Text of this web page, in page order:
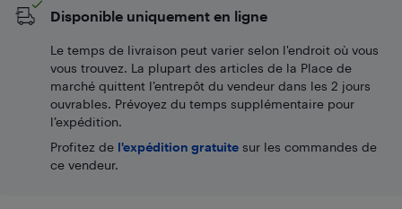
Disponible uniquement en ligne
Le temps de livraison peut varier selon l'endroit où vous
vous trouvez. La plupart des articles de la Place de
marché quittent l’entrepôt du vendeur dans les 2 jours
ouvrables. Prévoyez du temps supplémentaire pour
l’expédition.
Profitez de l'expédition gratuite sur les commandes de
ce vendeur.